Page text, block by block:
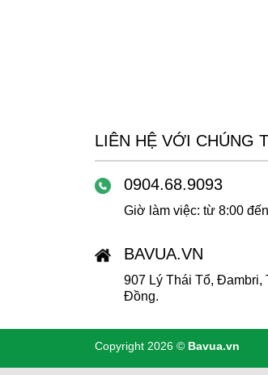
LIÊN HỆ VỚI CHÚNG
0904.68.9093
Giờ làm việc: từ 8:00
BAVUA.VN
907 Lý Thái Tổ, Đambri,
Đồng.
Copyright 2026 © Bavua.vn